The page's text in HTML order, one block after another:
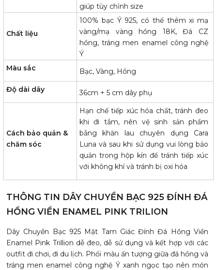
giúp tùy chỉnh size
Chất liệu
100% bạc Ý 925, có thể thêm xi mạ
vàng/mạ vàng hồng 18K, Đá CZ
hồng, tráng men enamel công nghệ
Ý
Màu sắc
Bạc, Vàng, Hồng
Độ dài dây 36cm + 5 cm dây phụ
Cách bảo quản &
chăm sóc
Hạn chế tiếp xúc hóa chất, tránh đeo
khi đi tắm, nên vệ sinh sản phẩm
bằng khăn lau chuyên dụng Cara
Luna và sau khi sử dụng vui lòng bảo
quản trong hộp kín để tránh tiếp xúc
với không khí và tránh bị oxi hóa
THÔNG TIN DÂY CHUYỀN BẠC 925 ĐÍNH ĐÁ
HỒNG VIỀN ENAMEL PINK TRILION
Dây Chuyền Bạc 925 Mặt Tam Giác Đính Đá Hồng Viền
Enamel Pink Trillion dễ đeo, dễ sử dụng và kết hợp với các
outfit đi chơi, đi du lịch. Phối màu ấn tượng giữa đá hồng và
tráng men enamel công nghệ Ý xanh ngọc tạo nên món